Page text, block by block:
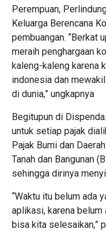
Perempuan,
Keluarga Berencana
pembuangan. “Berkat
meraih penghargaan
kaleng-kaleng karena
indonesia dan
di dunia,” ungkapnya
Begitupun di
untuk setiap pajak
Pajak Bumi dan
Tanah dan Bangunan
sehingga dirinya
“Waktu itu belum ada
aplikasi, karena belum
bisa kita selesaikan,”